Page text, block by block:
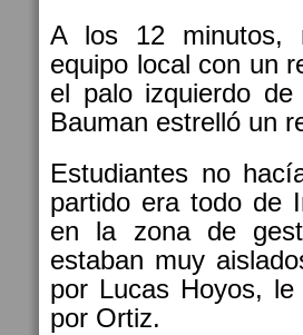
A los 12 minutos,
equipo local con un
el palo izquierdo
Bauman estrelló un
Estudiantes no
partido era todo de
en la zona de
estaban muy
por Lucas Hoyos,
por Ortiz.